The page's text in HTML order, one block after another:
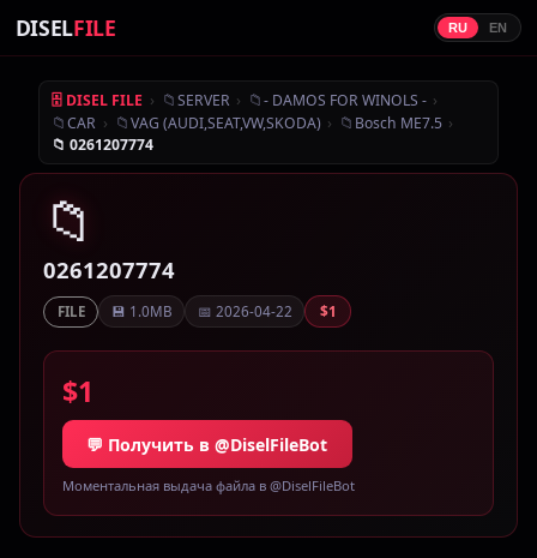
DISELFILE RU EN
🗄 DISEL FILE › 📁SERVER › 📁- DAMOS FOR WINOLS - ›
📁CAR › 📁VAG (AUDI,SEAT,VW,SKODA) › 📁 Bosch ME7.5 ›
📁 0261207774
📁
0261207774
FILE 💾 1.0MB 📅 2026-04-22 $1
$1
💬 Получить в @DiselFileBot
Моментальная выдача файла в @DiselFileBot